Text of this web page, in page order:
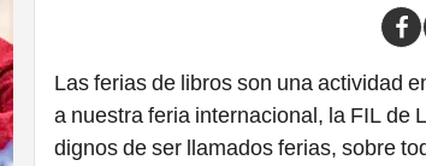
Las ferias de libros son una actividad
a nuestra feria internacional, la FIL de
dignos de ser llamados ferias, sobre